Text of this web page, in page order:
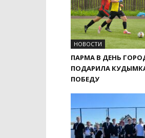
НОВОСТИ
ПАРМА В ДЕНЬ
ПОДАРИЛА
ПОБЕДУ